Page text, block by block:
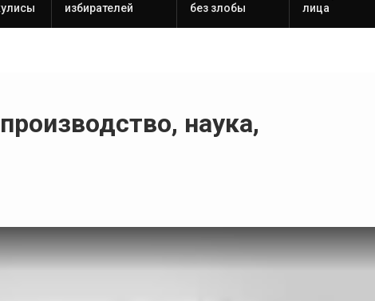
избирателей
без злобы
лица
наука,